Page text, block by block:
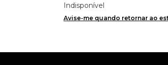
Indisponível
Avise-me quando retornar ao